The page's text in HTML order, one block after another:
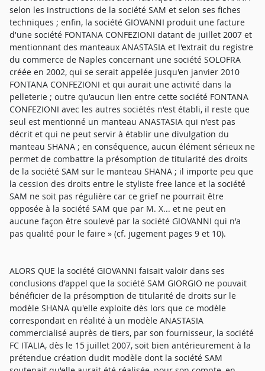
selon les instructions de la société SAM et selon ses fiches
techniques ; enfin, la société GIOVANNI produit une facture
d'une société FONTANA CONFEZIONI datant de juillet 2007 et
mentionnant des manteaux ANASTASIA et l'extrait du registre
du commerce de Naples concernant une société SOLOFRA
créée en 2002, qui se serait appelée jusqu'en janvier 2010
FONTANA CONFEZIONI et qui aurait une activité dans la
pelleterie ; outre qu'aucun lien entre cette société FONTANA
CONFEZIONI avec les autres sociétés n'est établi, il reste que
seul est mentionné un manteau ANASTASIA qui n'est pas
décrit et qui ne peut servir à établir une divulgation du
manteau SHANA ; en conséquence, aucun élément sérieux ne
permet de combattre la présomption de titularité des droits
de la société SAM sur le manteau SHANA ; il importe peu que
la cession des droits entre le styliste free lance et la société
SAM ne soit pas régulière car ce grief ne pourrait être
opposée à la société SAM que par M. X... et ne peut en
aucune façon être soulevé par la société GIOVANNI qui n'a
pas qualité pour le faire » (cf. jugement pages 9 et 10).
ALORS QUE la société GIOVANNI faisait valoir dans ses
conclusions d'appel que la société SAM GIORGIO ne pouvait
bénéficier de la présomption de titularité de droits sur le
modèle SHANA qu'elle exploite dès lors que ce modèle
correspondait en réalité à un modèle ANASTASIA
commercialisé auprès de tiers, par son fournisseur, la société
FC ITALIA, dès le 15 juillet 2007, soit bien antérieurement à la
prétendue création dudit modèle dont la société SAM